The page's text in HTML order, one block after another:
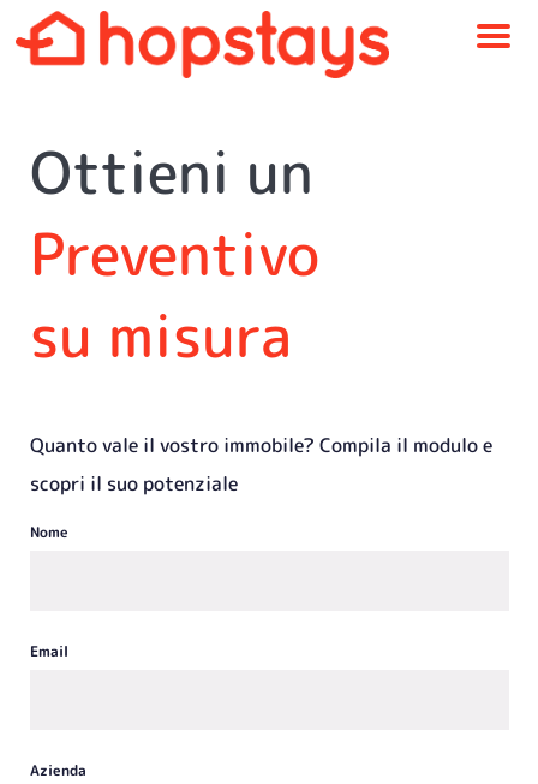
M
Ottieni un
Preventivo
su misura
Quanto vale il vostro immobile? Compila il modulo e
scopri il suo potenziale
Nome
Email
Azienda